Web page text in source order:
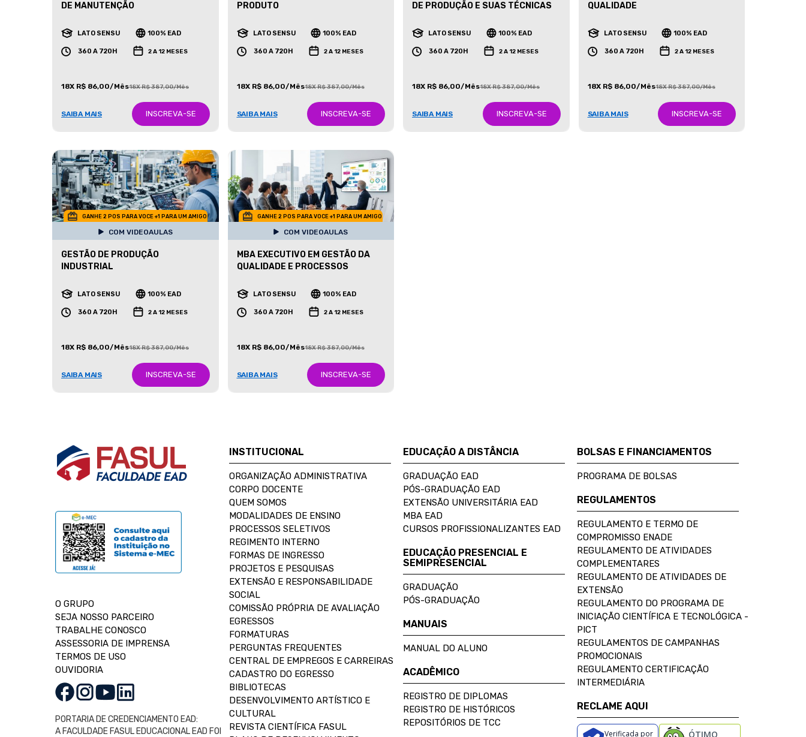
DE MANUTENÇÃO
LATO SENSU 100% EAD
360 A 720H 2 A 12 MESES
18X R$ 86,00/Mês18X R$ 387,00/Mês
SAIBA MAIS INSCREVA-SE
PRODUTO
LATO SENSU 100% EAD
360 A 720H 2 A 12 MESES
18X R$ 86,00/Mês18X R$ 387,00/Mês
SAIBA MAIS INSCREVA-SE
DE PRODUÇÃO E SUAS TÉCNICAS
LATO SENSU 100% EAD
360 A 720H 2 A 12 MESES
18X R$ 86,00/Mês18X R$ 387,00/Mês
SAIBA MAIS INSCREVA-SE
QUALIDADE
LATO SENSU 100% EAD
360 A 720H 2 A 12 MESES
18X R$ 86,00/Mês18X R$ 387,00/Mês
SAIBA MAIS INSCREVA-SE
GANHE 2 POS PARA VOCE +1 PARA UM AMIGO
COM VIDEOAULAS
GESTÃO DE PRODUÇÃO
INDUSTRIAL
LATO SENSU 100% EAD
360 A 720H 2 A 12 MESES
18X R$ 86,00/Mês18X R$ 387,00/Mês
SAIBA MAIS INSCREVA-SE
GANHE 2 POS PARA VOCE +1 PARA UM AMIGO
COM VIDEOAULAS
MBA EXECUTIVO EM GESTÃO DA
QUALIDADE E PROCESSOS
LATO SENSU 100% EAD
360 A 720H 2 A 12 MESES
18X R$ 86,00/Mês18X R$ 387,00/Mês
SAIBA MAIS INSCREVA-SE
O GRUPO
SEJA NOSSO PARCEIRO
TRABALHE CONOSCO
ASSESSORIA DE IMPRENSA
TERMOS DE USO
OUVIDORIA
PORTARIA DE CREDENCIAMENTO EAD:
A FACULDADE FASUL EDUCACIONAL EAD FOI
INSTITUCIONAL
ORGANIZAÇÃO ADMINISTRATIVA
CORPO DOCENTE
QUEM SOMOS
MODALIDADES DE ENSINO
PROCESSOS SELETIVOS
REGIMENTO INTERNO
FORMAS DE INGRESSO
PROJETOS E PESQUISAS
EXTENSÃO E RESPONSABILIDADE
SOCIAL
COMISSÃO PRÓPRIA DE AVALIAÇÃO
EGRESSOS
FORMATURAS
PERGUNTAS FREQUENTES
CENTRAL DE EMPREGOS E CARREIRAS
CADASTRO DO EGRESSO
BIBLIOTECAS
DESENVOLVIMENTO ARTÍSTICO E
CULTURAL
REVISTA CIENTÍFICA FASUL
EDUCAÇÃO A DISTÂNCIA
GRADUAÇÃO EAD
PÓS-GRADUAÇÃO EAD
EXTENSÃO UNIVERSITÁRIA EAD
MBA EAD
CURSOS PROFISSIONALIZANTES EAD
EDUCAÇÃO PRESENCIAL E
SEMIPRESENCIAL
GRADUAÇÃO
PÓS-GRADUAÇÃO
MANUAIS
MANUAL DO ALUNO
ACADÊMICO
REGISTRO DE DIPLOMAS
REGISTRO DE HISTÓRICOS
REPOSITÓRIOS DE TCC
BOLSAS E FINANCIAMENTOS
PROGRAMA DE BOLSAS
REGULAMENTOS
REGULAMENTO E TERMO DE
COMPROMISSO ENADE
REGULAMENTO DE ATIVIDADES
COMPLEMENTARES
REGULAMENTO DE ATIVIDADES DE
EXTENSÃO
REGULAMENTO DO PROGRAMA DE
INICIAÇÃO CIENTÍFICA E TECNOLÓGICA -
PICT
REGULAMENTOS DE CAMPANHAS
PROMOCIONAIS
REGULAMENTO CERTIFICAÇÃO
INTERMEDIÁRIA
RECLAME AQUI
Verificada por ÓTIMO